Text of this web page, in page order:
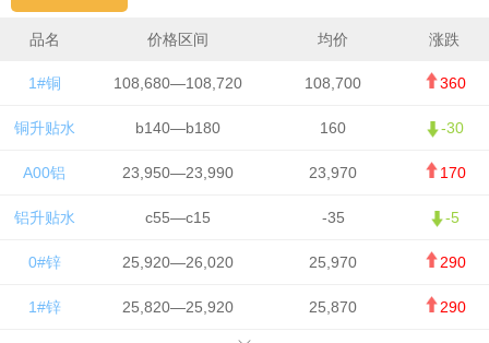
品名 价格区间 均价 涨跌
1#铜 108,680—108,720 108,700 360
铜升贴水 b140—b180 160 -30
A00铝 23,950—23,990 23,970 170
铝升贴水 c55—c15 -35 -5
0#锌 25,920—26,020 25,970 290
1#锌 25,820—25,920 25,870 290